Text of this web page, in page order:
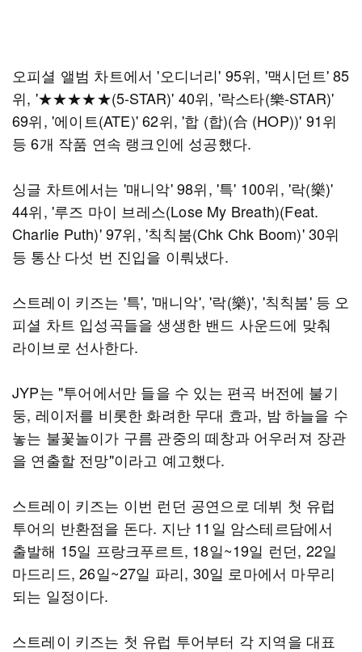
오피셜 앨범 차트에서 '오디너리' 95위, '맥시던트' 85
위, '★★★★★(5-STAR)' 40위, '락스타(樂-STAR)'
69위, '에이트(ATE)' 62위, '합 (합)(合 (HOP))' 91위
등 6개 작품 연속 랭크인에 성공했다.
싱글 차트에서는 '매니악' 98위, '특' 100위, '락(樂)'
44위, '루즈 마이 브레스(Lose My Breath)(Feat.
Charlie Puth)' 97위, '칙칙붐(Chk Chk Boom)' 30위
등 통산 다섯 번 진입을 이뤄냈다.
스트레이 키즈는 '특', '매니악', '락(樂)', '칙칙붐' 등 오
피셜 차트 입성곡들을 생생한 밴드 사운드에 맞춰
라이브로 선사한다.
JYP는 "투어에서만 들을 수 있는 편곡 버전에 불기
둥, 레이저를 비롯한 화려한 무대 효과, 밤 하늘을 수
놓는 불꽃놀이가 구름 관중의 떼창과 어우러져 장관
을 연출할 전망"이라고 예고했다.
스트레이 키즈는 이번 런던 공연으로 데뷔 첫 유럽
투어의 반환점을 돈다. 지난 11일 암스테르담에서
출발해 15일 프랑크푸르트, 18일~19일 런던, 22일
마드리드, 26일~27일 파리, 30일 로마에서 마무리
되는 일정이다.
스트레이 키즈는 첫 유럽 투어부터 각 지역을 대표